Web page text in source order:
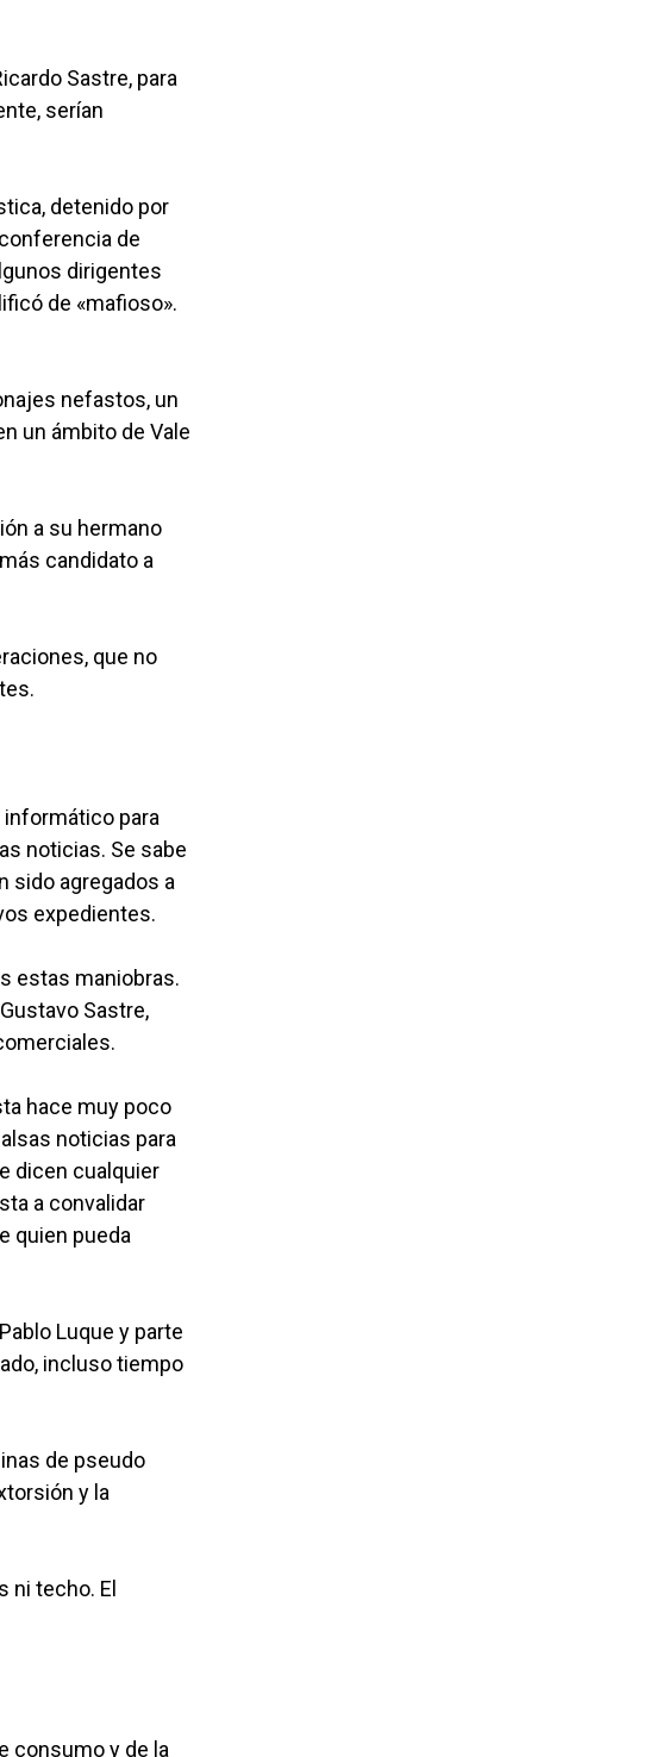
Sastre, para
serían
detenido por
de
dirigentes
de «mafioso».
nefastos, un
un ámbito de Vale
a su hermano
candidato a
que no
informático para
noticias. Se sabe
sido agregados a
expedientes.
estas maniobras.
Sastre,
hace muy poco
noticias para
dicen cualquier
a convalidar
quien pueda
Luque y parte
incluso tiempo
de pseudo
y la
ni techo. El
consumo y de la